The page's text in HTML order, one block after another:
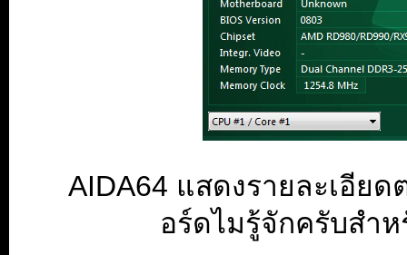
AIDA64 แสดงรายละเอีย
อร์ดไมรู้จักครับสำห